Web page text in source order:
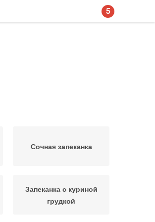
Сочная запеканка
Запеканка с куриной
грудкой
5